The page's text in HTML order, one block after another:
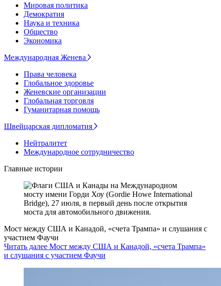
Мировая политика
Демократия
Наука и техника
Общество
Экономика
Международная Женева
Права человека
Глобальное здоровье
Женевские организации
Глобальная торговля
Гуманитарная помощь
Швейцарская дипломатия
Нейтралитет
Международное сотрудничество
Главные истории
Мост между США и Канадой, «счета Трампа» и слушания с
участием Фаучи
Читать далее Мост между США и Канадой, «счета Трампа»
и слушания с участием Фаучи